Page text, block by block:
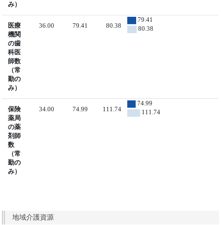
み）
医療
機関
の歯
科医
師数
（常
勤の
み）
36.00 79.41 80.38
79.41
80.38
保険
薬局
の薬
剤師
数
（常
勤の
み）
34.00 74.99 111.74
74.99
111.74
地域介護資源